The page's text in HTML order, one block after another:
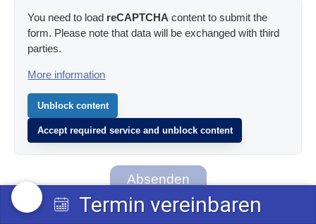
You need to load reCAPTCHA content to submit the
form. Please note that data will be exchanged with third
parties.
More information
Unblock content
Accept required service and unblock content
Absenden
Termin vereinbaren